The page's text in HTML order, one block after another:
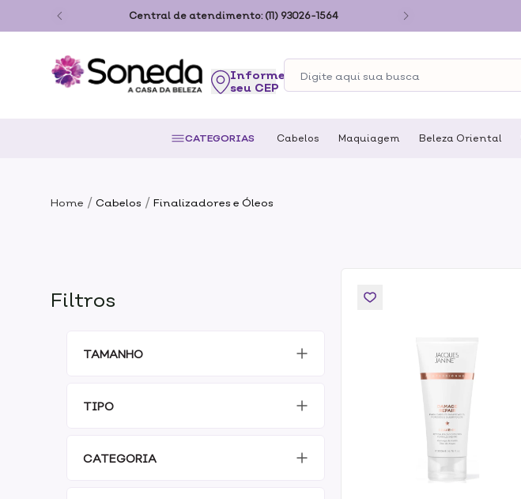
Central de atendimento: (11) 93026-1564
seu CEP
CATEGORIAS Cabelos Maquiagem Beleza Oriental
Home / Cabelos / Finalizadores e Óleos
Filtros
TAMANHO
TIPO
CATEGORIA